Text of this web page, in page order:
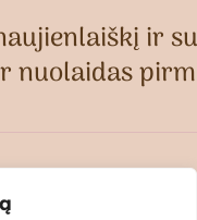
ir
nuolaidas